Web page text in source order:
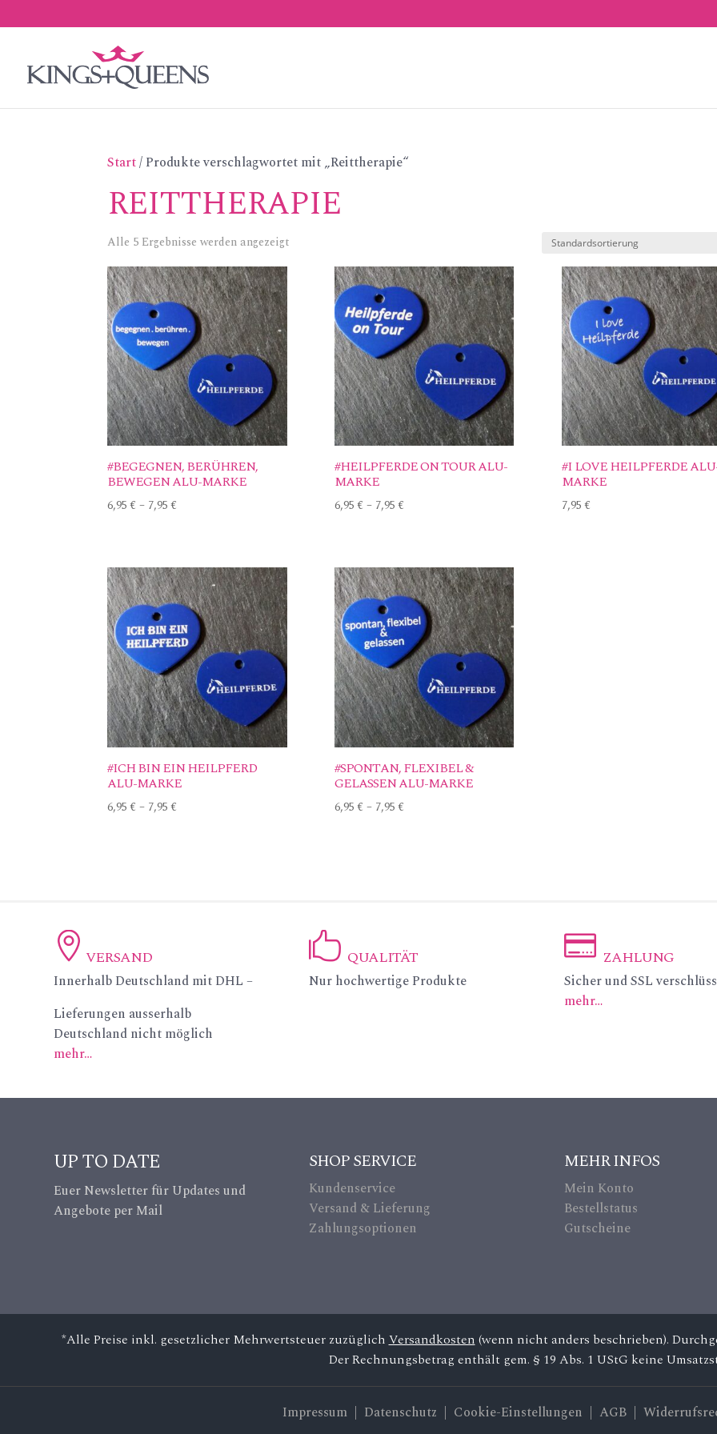
Start/ Produkte verschlagwortet mit „Reittherapie“
REITTHERAPIE
Alle 5 Ergebnisse werden angezeigt
#BEGEGNEN, BERÜHREN,
BEWEGEN ALU-MARKE
6,95€ – 7,95€
#HEILPFERDE ON TOUR ALU-
MARKE
6,95€ – 7,95€
#I LOVE HEILPFERDE
MARKE
7,95€
#ICH BIN EIN HEILPFERD
ALU-MARKE
6,95€ – 7,95€
#SPONTAN, FLEXIBEL &
GELASSEN ALU-MARKE
6,95€ – 7,95€
ic
on
_p
_a
ic
on
VERSAND
Innerhalb Deutschland mit DHL –
Lieferungen ausserhalb
Deutschland nicht möglich
mehr…
ic
ic
QUALITÄT
Nur hochwertige Produkte
ic
on
dit
rd
ic
on
ZAHLUNG
Sicher und SSL
mehr…
UP TO DATE
Euer Newsletter für Updates und
Angebote per Mail
SHOP SERVICE
Kundenservice
Versand & Lieferung
Zahlungsoptionen
MEHR INFOS
Mein Konto
Bestellstatus
Gutscheine
*Alle Preise inkl. gesetzlicher Mehrwertsteuer zuzüglichVersandkosten(wenn nicht anders beschrieben).
Der Rechnungsbetrag enthält gem. § 19 Abs. 1 UStG keine
Impressum| Datenschutz | Cookie-Einstellungen | AGB|